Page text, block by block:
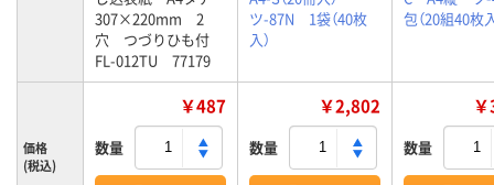
307×220mm 2
穴 つづりひも付
FL-012TU 77179
ツ-87N 1袋（40枚
入）
包（20組40枚
価格
(税込)
￥487
数量
￥2,802
数量 数量